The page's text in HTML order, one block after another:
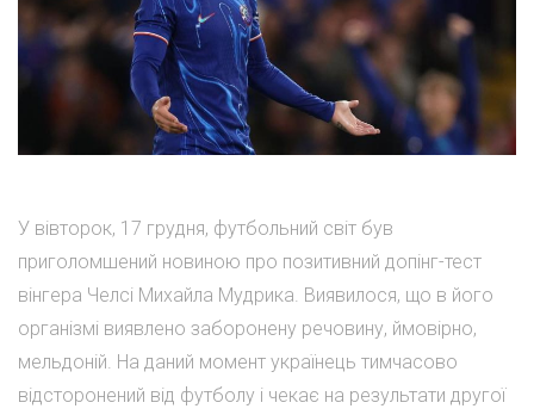
У вівторок, 17 грудня, футбольний світ був
приголомшений новиною про позитивний допінг-тест
вінгера Челсі Михайла Мудрика. Виявилося, що в його
організмі виявлено заборонену речовину, ймовірно,
мельдоній. На даний момент українець тимчасово
відсторонений від футболу і чекає на результати другої